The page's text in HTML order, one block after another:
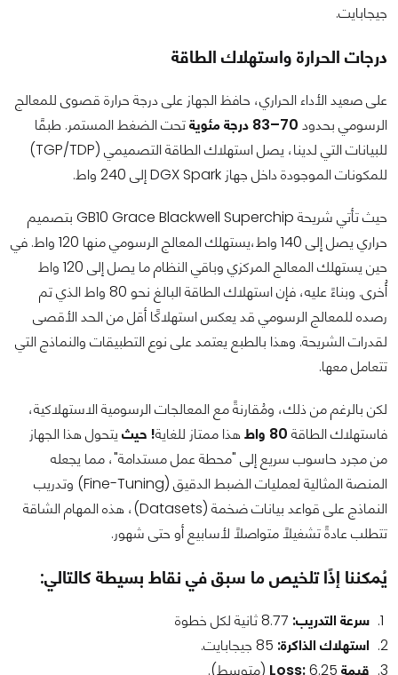
جيجابايت.
درجات الحرارة واستهلاك الطاقة
على صعيد الأداء الحراري، حافظ الجهاز على درجة حرارة قصوى للمعالج
الرسومي بحدود 70–83 درجة مئوية
تحت الضغط المستمر. طبقًا
للبيانات التي لدينا، يصل استهلاك الطاقة التصميمي (TGP/TDP)
للمكونات الموجودة داخل جهاز DGX Spark إلى 240 واط.
حيث تأتي شريحة GB10 Grace Blackwell Superchip بتصميم
حراري يصل إلى 140 واط،يستهلك المعالج الرسومي منها 120 واط. في
حين يستهلك المعالج المركزي وباقي النظام ما يصل إلى 120 واط
أُخرى. وبناءً عليه، فإن استهلاك الطاقة البالغ نحو 80 واط الذي تم
رصده للمعالج الرسومي قد يعكس استهلاكًا أقل من الحد الأقصى
لقدرات الشريحة. وهذا بالطبع يعتمد على نوع التطبيقات والنماذج التي
تتعامل معها.
لكن بالرغم من ذلك، ومُقارنةً مع المعالجات الرسومية الاستهلاكية،
فاستهلاك الطاقة 80 واط هذا ممتاز للغاية! حيث يتحول هذا الجهاز
من مجرد حاسوب سريع إلى "محطة عمل مستدامة"، مما يجعله
المنصة المثالية لعمليات الضبط الدقيق (Fine-Tuning) وتدريب
النماذج على قواعد بيانات ضخمة (Datasets)، هذه المهام الشاقة
تتطلب عادةً تشغيلًا متواصلًا لأسابيع أو حتى شهور.
يُمكننا إذًا تلخيص ما سبق في نقاط بسيطة كالتالي:
سرعة التدريب:
استهلاك الذاكرة:
قيمة Loss: 6.25 (متوسط).